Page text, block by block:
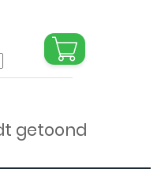
getoond